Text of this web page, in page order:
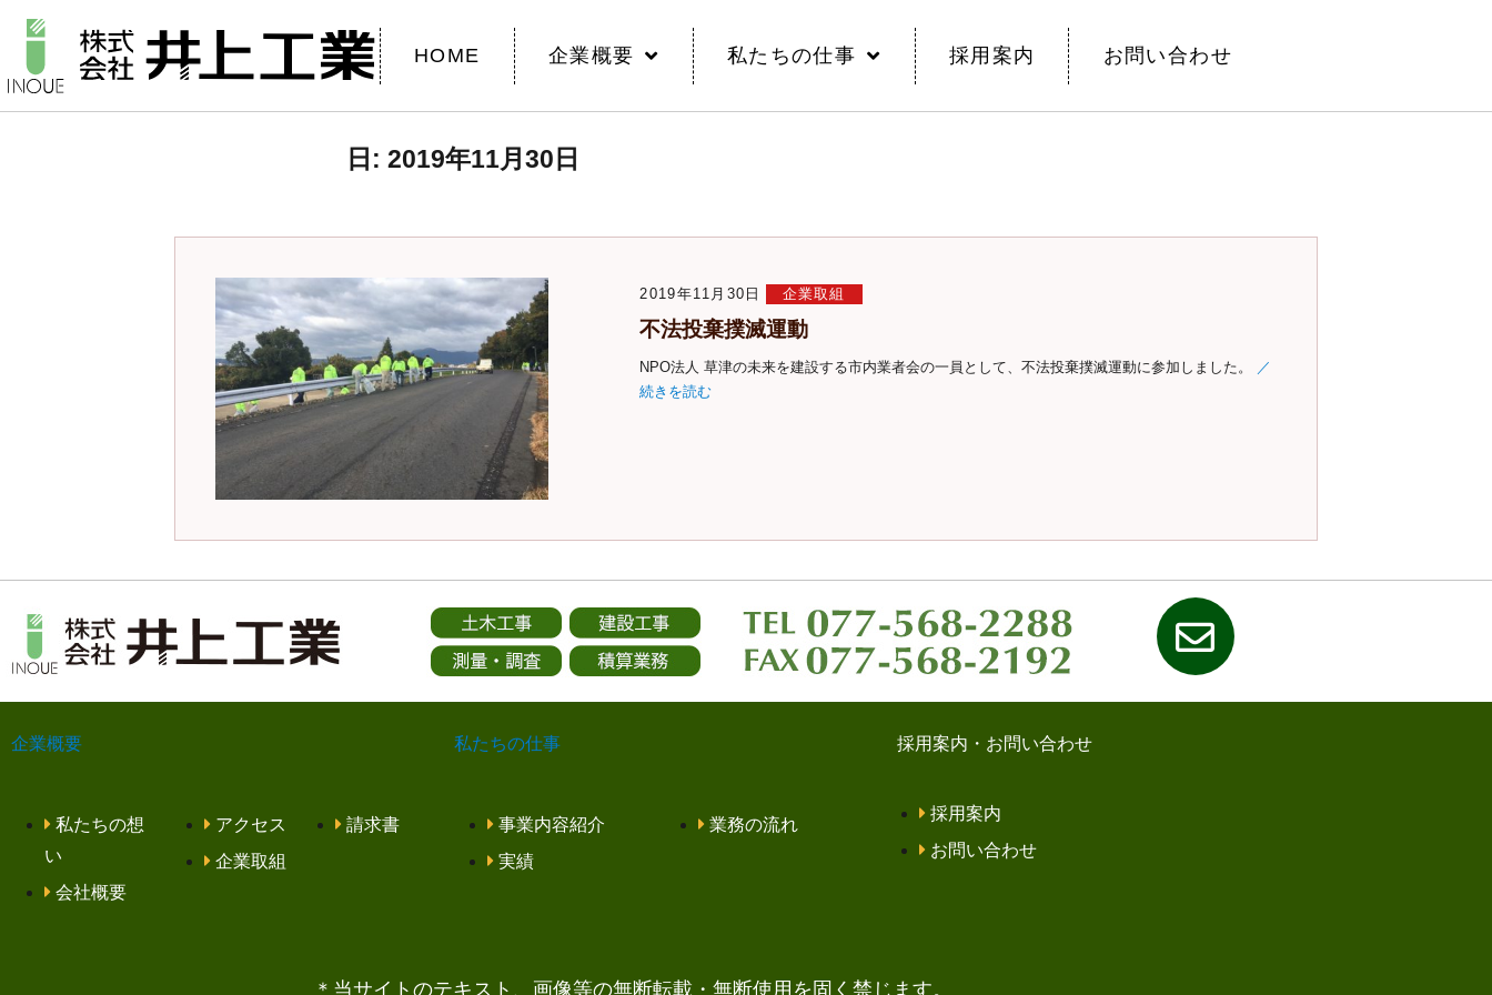
HOME 企業概要 私たちの仕事 採用案内 お問い合わせ
日: 2019年11月30日
2019年11月30日 企業取組
不法投棄撲滅運動
NPO法人 草津の未来を建設する市内業者会の一員として、不法投棄撲滅運動に参加しました。
／
続きを読む
企業概要
私たちの想
い
会社概要
アクセス
企業取組
請求書
私たちの仕事
事業内容紹介
実績
業務の流れ
採用案内・お問い合わせ
採用案内
お問い合わせ
＊当サイトのテキスト、画像等の無断転載・無断使用を固く禁じます。